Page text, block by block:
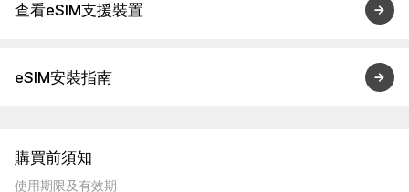
查看eSIM支援裝置
eSIM安裝指南
購買前須知
使用期限及有效期